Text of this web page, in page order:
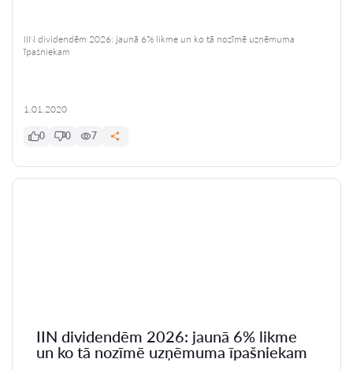
IIN dividendēm 2026: jaunā 6% likme un ko tā nozīmē uzņēmuma
īpašniekam
1.01.2020
0 0 7
IIN dividendēm 2026: jaunā 6% likme
un ko tā nozīmē uzņēmuma īpašniekam